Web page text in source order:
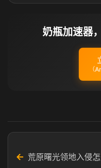
奶瓶加速器
（
← 荒原曙光领地入侵